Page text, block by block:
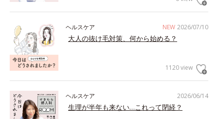
NEW 2026/07/10
ヘルスケア
大人の抜け毛対策、何から始める？
1120 view
2026/06/14
ヘルスケア
生理が半年も来ない…これって閉経？